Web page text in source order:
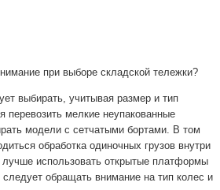
при выборе складской тележки?
выбирать, учитывая размер и тип
мелкие неупакованные
модели с сетчатыми бортами. В том
обработка одиночных грузов внутри
лучше использовать открытые платформы
обращать внимание на тип колес и